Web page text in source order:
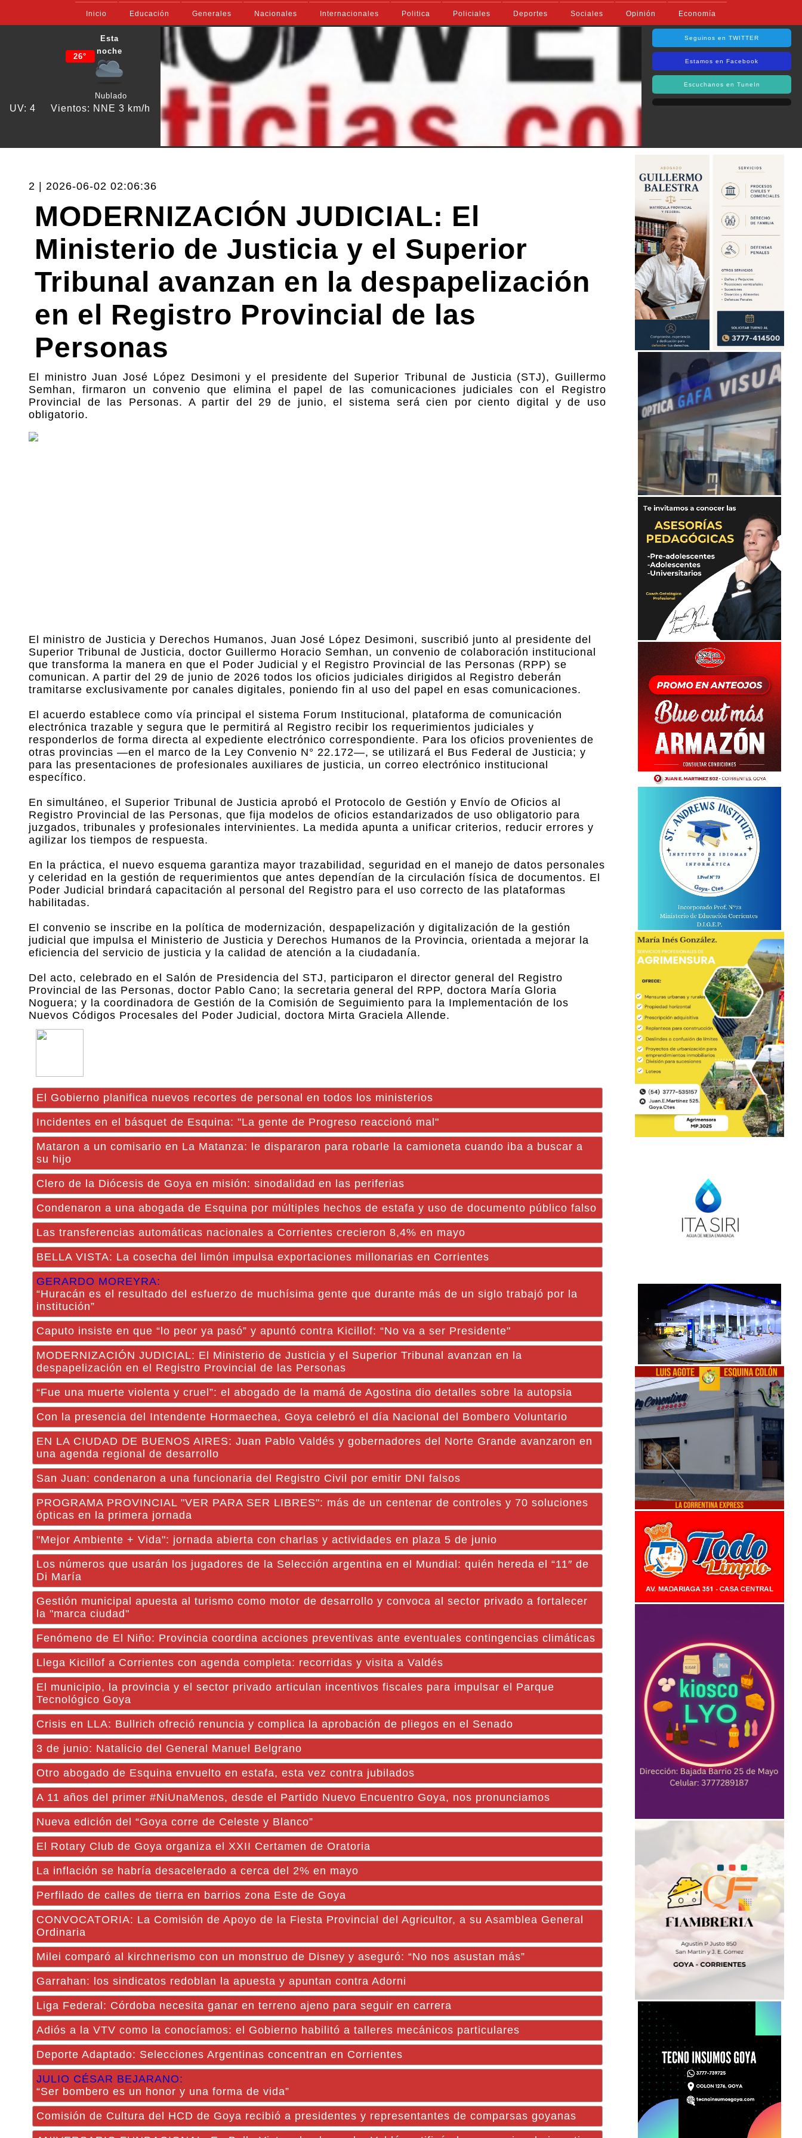
Inicio Educación Generales Nacionales Internacionales Politica Policiales Deportes Sociales Opinión Economía
26°
Esta
noche
Nublado
UV: 4 Vientos: NNE 3 km/h
Seguinos en TWITTER
Estamos en Facebook
Escuchanos en TuneIn
2 | 2026-06-02 02:06:36
MODERNIZACIÓN JUDICIAL: El
Ministerio de Justicia y el Superior
Tribunal avanzan en la despapelización
en el Registro Provincial de las
Personas
El ministro Juan José López Desimoni y el presidente del Superior Tribunal de Justicia (STJ), Guillermo
Semhan, firmaron un convenio que elimina el papel de las comunicaciones judiciales con el Registro
Provincial de las Personas. A partir del 29 de junio, el sistema será cien por ciento digital y de uso
obligatorio.
El ministro de Justicia y Derechos Humanos, Juan José López Desimoni, suscribió junto al presidente del
Superior Tribunal de Justicia, doctor Guillermo Horacio Semhan, un convenio de colaboración institucional
que transforma la manera en que el Poder Judicial y el Registro Provincial de las Personas (RPP) se
comunican. A partir del 29 de junio de 2026 todos los oficios judiciales dirigidos al Registro deberán
tramitarse exclusivamente por canales digitales, poniendo fin al uso del papel en esas comunicaciones.
El acuerdo establece como vía principal el sistema Forum Institucional, plataforma de comunicación
electrónica trazable y segura que le permitirá al Registro recibir los requerimientos judiciales y
responderlos de forma directa al expediente electrónico correspondiente. Para los oficios provenientes de
otras provincias —en el marco de la Ley Convenio N° 22.172—, se utilizará el Bus Federal de Justicia; y
para las presentaciones de profesionales auxiliares de justicia, un correo electrónico institucional
específico.
En simultáneo, el Superior Tribunal de Justicia aprobó el Protocolo de Gestión y Envío de Oficios al
Registro Provincial de las Personas, que fija modelos de oficios estandarizados de uso obligatorio para
juzgados, tribunales y profesionales intervinientes. La medida apunta a unificar criterios, reducir errores y
agilizar los tiempos de respuesta.
En la práctica, el nuevo esquema garantiza mayor trazabilidad, seguridad en el manejo de datos personales
y celeridad en la gestión de requerimientos que antes dependían de la circulación física de documentos. El
Poder Judicial brindará capacitación al personal del Registro para el uso correcto de las plataformas
habilitadas.
El convenio se inscribe en la política de modernización, despapelización y digitalización de la gestión
judicial que impulsa el Ministerio de Justicia y Derechos Humanos de la Provincia, orientada a mejorar la
eficiencia del servicio de justicia y la calidad de atención a la ciudadanía.
Del acto, celebrado en el Salón de Presidencia del STJ, participaron el director general del Registro
Provincial de las Personas, doctor Pablo Cano; la secretaria general del RPP, doctora María Gloria
Noguera; y la coordinadora de Gestión de la Comisión de Seguimiento para la Implementación de los
Nuevos Códigos Procesales del Poder Judicial, doctora Mirta Graciela Allende.
El Gobierno planifica nuevos recortes de personal en todos los ministerios
Incidentes en el básquet de Esquina: "La gente de Progreso reaccionó mal"
Mataron a un comisario en La Matanza: le dispararon para robarle la camioneta cuando iba a buscar a
su hijo
Clero de la Diócesis de Goya en misión: sinodalidad en las periferias
Condenaron a una abogada de Esquina por múltiples hechos de estafa y uso de documento público falso
Las transferencias automáticas nacionales a Corrientes crecieron 8,4% en mayo
BELLA VISTA: La cosecha del limón impulsa exportaciones millonarias en Corrientes
GERARDO MOREYRA:
“Huracán es el resultado del esfuerzo de muchísima gente que durante más de un siglo trabajó por la
institución”
Caputo insiste en que “lo peor ya pasó” y apuntó contra Kicillof: “No va a ser Presidente"
MODERNIZACIÓN JUDICIAL: El Ministerio de Justicia y el Superior Tribunal avanzan en la
despapelización en el Registro Provincial de las Personas
“Fue una muerte violenta y cruel”: el abogado de la mamá de Agostina dio detalles sobre la autopsia
Con la presencia del Intendente Hormaechea, Goya celebró el día Nacional del Bombero Voluntario
EN LA CIUDAD DE BUENOS AIRES: Juan Pablo Valdés y gobernadores del Norte Grande avanzaron en
una agenda regional de desarrollo
San Juan: condenaron a una funcionaria del Registro Civil por emitir DNI falsos
PROGRAMA PROVINCIAL "VER PARA SER LIBRES": más de un centenar de controles y 70 soluciones
ópticas en la primera jornada
"Mejor Ambiente + Vida": jornada abierta con charlas y actividades en plaza 5 de junio
Los números que usarán los jugadores de la Selección argentina en el Mundial: quién hereda el “11″ de
Di María
Gestión municipal apuesta al turismo como motor de desarrollo y convoca al sector privado a fortalecer
la "marca ciudad"
Fenómeno de El Niño: Provincia coordina acciones preventivas ante eventuales contingencias climáticas
Llega Kicillof a Corrientes con agenda completa: recorridas y visita a Valdés
El municipio, la provincia y el sector privado articulan incentivos fiscales para impulsar el Parque
Tecnológico Goya
Crisis en LLA: Bullrich ofreció renuncia y complica la aprobación de pliegos en el Senado
3 de junio: Natalicio del General Manuel Belgrano
Otro abogado de Esquina envuelto en estafa, esta vez contra jubilados
A 11 años del primer #NiUnaMenos, desde el Partido Nuevo Encuentro Goya, nos pronunciamos
Nueva edición del “Goya corre de Celeste y Blanco”
El Rotary Club de Goya organiza el XXII Certamen de Oratoria
La inflación se habría desacelerado a cerca del 2% en mayo
Perfilado de calles de tierra en barrios zona Este de Goya
CONVOCATORIA: La Comisión de Apoyo de la Fiesta Provincial del Agricultor, a su Asamblea General
Ordinaria
Milei comparó al kirchnerismo con un monstruo de Disney y aseguró: “No nos asustan más”
Garrahan: los sindicatos redoblan la apuesta y apuntan contra Adorni
Liga Federal: Córdoba necesita ganar en terreno ajeno para seguir en carrera
Adiós a la VTV como la conocíamos: el Gobierno habilitó a talleres mecánicos particulares
Deporte Adaptado: Selecciones Argentinas concentran en Corrientes
JULIO CÉSAR BEJARANO:
“Ser bombero es un honor y una forma de vida”
Comisión de Cultura del HCD de Goya recibió a presidentes y representantes de comparsas goyanas